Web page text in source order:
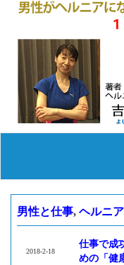
男性と仕事, ヘルニ
2018-2-18
仕事で成
めの「健